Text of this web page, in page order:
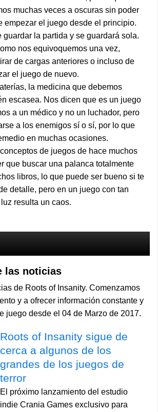
muchas veces a oscuras sin poder
empezar el juego desde el principio.
guardar la partida y se guardará sola.
nos equivoquemos una vez,
de cargas anteriores o incluso de
el juego de nuevo.
la medicina que debemos
escasea. Nos dicen que es un juego
a un médico y no un luchador, pero
a los enemigos sí o sí, por lo que
en muchas ocasiones.
de juegos de hace muchos
que buscar una palanca totalmente
libros, lo que puede ser bueno si te
detalle, pero en un juego con tan
resulta un caos.
las noticias
de Roots of Insanity. Comenzamos
y a ofrecer información constante y
juego desde el 04 de Marzo de 2017.
Roots of Insanity sigue de
cerca a algunos de los
grandes de los juegos de
terror
El próximo lanzamiento del estudio
indie Crania Games exclusivo para